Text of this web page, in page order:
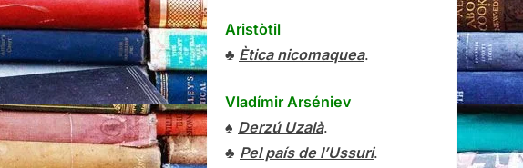
Aristòtil
♣ Ètica nicomaquea.
Vladímir Arséniev
♠ Derzú Uzalà.
♣ Pel país de l’Ussuri.